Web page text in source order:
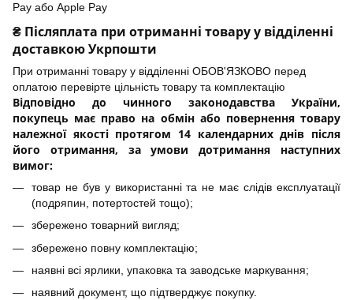
Pay або Apple Pay
₴ Післяплата при отриманні товару у відділенні
доставкою Укрпошти
При отриманні товару у відділенні ОБОВ'ЯЗКОВО перед
оплатою перевірте цільність товару та комплектацію
Відповідно до чинного законодавства України,
покупець має право на обмін або повернення товару
належної якості протягом 14 календарних днів після
його отримання, за умови дотримання наступних
вимог:
товар не був у використанні та не має слідів експлуатації
(подряпин, потертостей тощо);
збережено товарний вигляд;
збережено повну комплектацію;
наявні всі ярлики, упаковка та заводське маркування;
наявний документ, що підтверджує покупку.